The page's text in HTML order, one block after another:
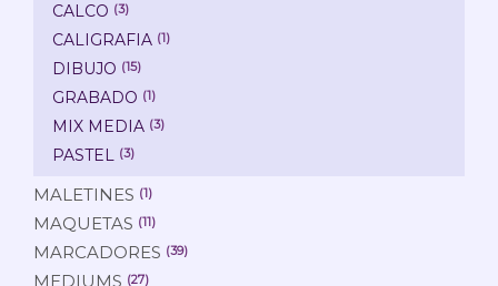
CALCO (3)
CALIGRAFIA (1)
DIBUJO (15)
GRABADO (1)
MIX MEDIA (3)
PASTEL (3)
MALETINES (1)
MAQUETAS (11)
MARCADORES (39)
MEDIUMS (27)